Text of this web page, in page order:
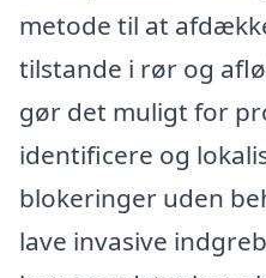
metode til at
tilstande i rør og
gør det muligt for
identificere og
blokeringer uden
lave invasive